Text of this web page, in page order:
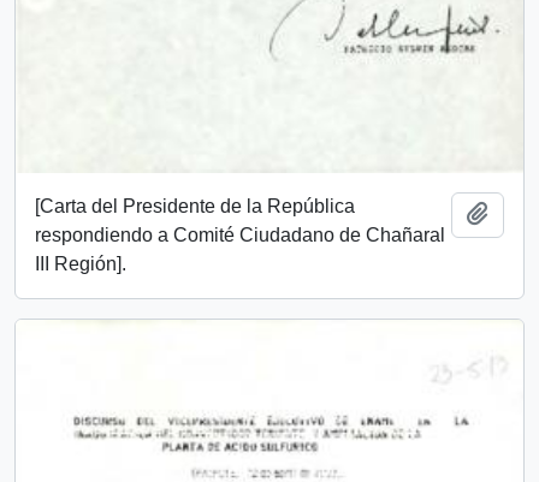
[Carta del Presidente de la República
respondiendo a Comité Ciudadano de Chañaral
III Región].